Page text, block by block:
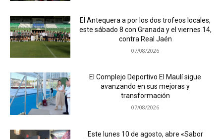
El Antequera a por los dos trofeos locales,
este sábado 8 con Granada y el viernes 14,
contra Real Jaén
07/08/2026
El Complejo Deportivo El Maulí sigue
avanzando en sus mejoras y
transformación
07/08/2026
Este lunes 10 de agosto, abre «Sabor